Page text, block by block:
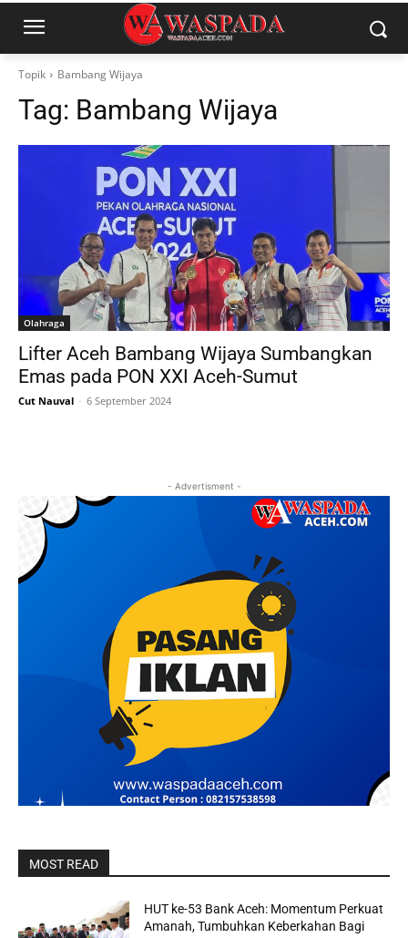
Topik Bambang Wijaya
Tag: Bambang Wijaya
Olahraga
Lifter Aceh Bambang Wijaya Sumbangkan
Emas pada PON XXI Aceh-Sumut
Cut Nauval - 6 September 2024
- Advertisment -
MOST READ
HUT ke-53 Bank Aceh: Momentum Perkuat
Amanah, Tumbuhkan Keberkahan Bagi